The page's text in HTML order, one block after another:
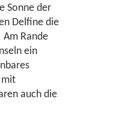
Sonne der
Delfine die
Rande
ein
mit
auch die